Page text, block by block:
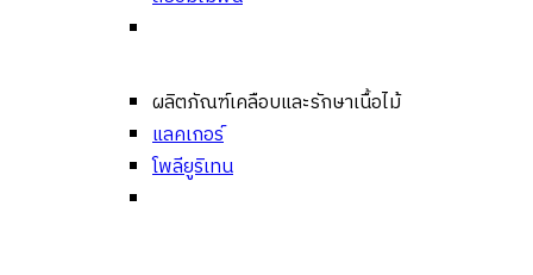
ผลิตภัณฑ์เคลือบและรักษาเนื้อไม้
แลคเกอร์
โพลียูริเทน